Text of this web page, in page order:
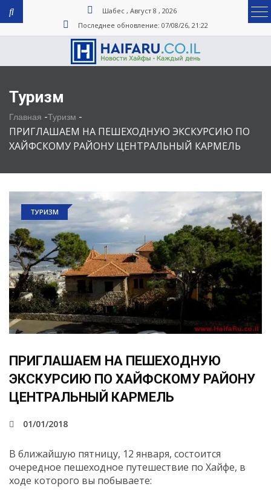
Шабес , Август 8 , 2026
Последнее обновление: 07/08/26, 21:22
Туризм
Главная -Туризм -
ПРИГЛАШАЕМ НА ПЕШЕХОДНУЮ ЭКСКУРСИЮ ПО
ХАЙФСКОМУ РАЙОНУ ЦЕНТРАЛЬНЫЙ КАРМЕЛЬ
ТУРИЗМ
ПРИГЛАШАЕМ НА ПЕШЕХОДНУЮ
ЭКСКУРСИЮ ПО ХАЙФСКОМУ РАЙОНУ
ЦЕНТРАЛЬНЫЙ КАРМЕЛЬ
01/01/2018
В ближайшую пятницу, 12 января, состоится
очередное пешеходное путешествие по Хайфе, в
ходе которого вы побываете: